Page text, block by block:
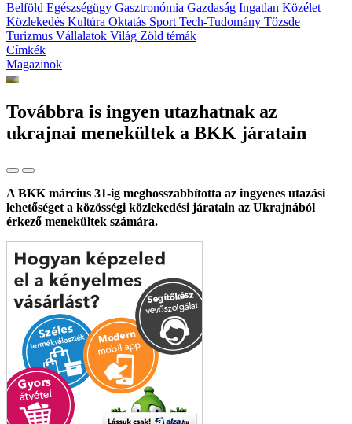
Belföld Egészségügy Gasztronómia Gazdaság Ingatlan Közélet
Közlekedés Kultúra Oktatás Sport Tech-Tudomány Tőzsde
Turizmus Vállalatok Világ Zöld témák
Címkék
Magazinok
Továbbra is ingyen utazhatnak az
ukrajnai menekültek a BKK járatain
A BKK március 31-ig meghosszabbította az ingyenes utazási
lehetőséget a közösségi közlekedési járatain az Ukrajnából
érkező menekültek számára.